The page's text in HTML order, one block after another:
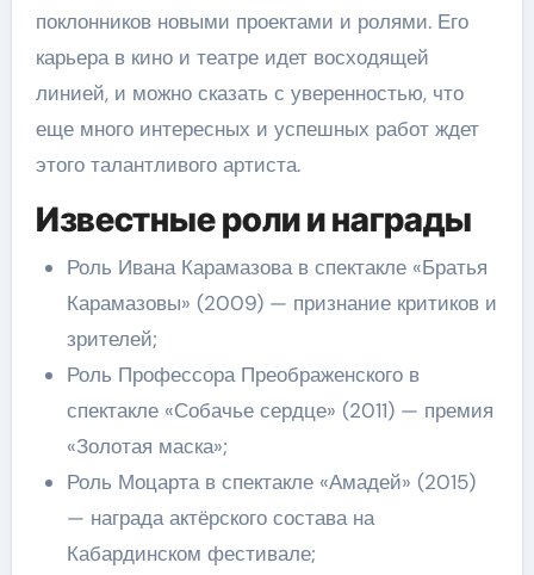
поклонников новыми проектами и ролями. Его
карьера в кино и театре идет восходящей
линией, и можно сказать с уверенностью, что
еще много интересных и успешных работ ждет
этого талантливого артиста.
Известные роли и награды
Роль Ивана Карамазова в спектакле «Братья
Карамазовы» (2009) — признание критиков и
зрителей;
Роль Профессора Преображенского в
спектакле «Собачье сердце» (2011) — премия
«Золотая маска»;
Роль Моцарта в спектакле «Амадей» (2015)
— награда актёрского состава на
Кабардинском фестивале;